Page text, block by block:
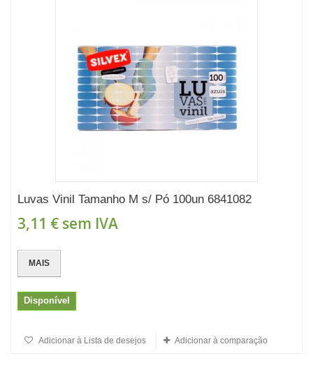
Luvas Vinil Tamanho M s/ Pó 100un 6841082
3,11 € sem IVA
MAIS
Disponível
Adicionar à Lista de desejos Adicionar à comparação